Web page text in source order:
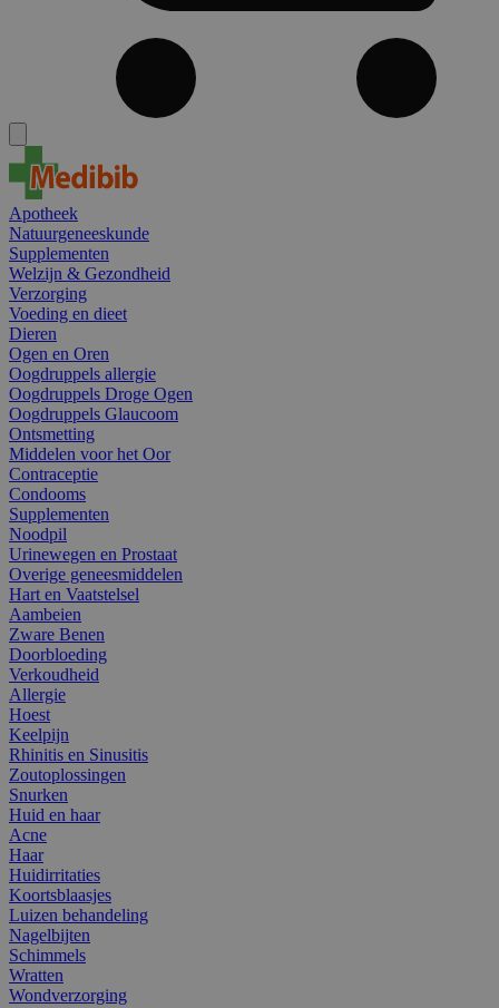
Apotheek
Natuurgeneeskunde
Supplementen
Welzijn & Gezondheid
Verzorging
Voeding en dieet
Dieren
Ogen en Oren
Oogdruppels allergie
Oogdruppels Droge Ogen
Oogdruppels Glaucoom
Ontsmetting
Middelen voor het Oor
Contraceptie
Condooms
Supplementen
Noodpil
Urinewegen en Prostaat
Overige geneesmiddelen
Hart en Vaatstelsel
Aambeien
Zware Benen
Doorbloeding
Verkoudheid
Allergie
Hoest
Keelpijn
Rhinitis en Sinusitis
Zoutoplossingen
Snurken
Huid en haar
Acne
Haar
Huidirritaties
Koortsblaasjes
Luizen behandeling
Nagelbijten
Schimmels
Wratten
Wondverzorging